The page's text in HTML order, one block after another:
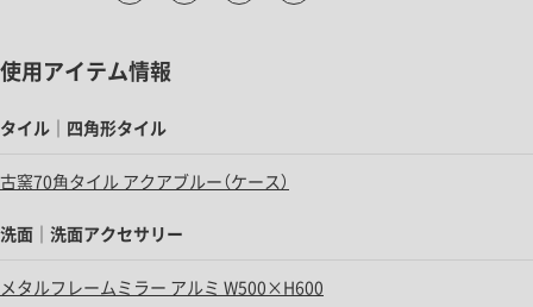
使用アイテム情報
タイル｜四角形タイル
古窯70角タイル アクアブルー（ケース）
洗面｜洗面アクセサリー
メタルフレームミラー アルミ W500×H600